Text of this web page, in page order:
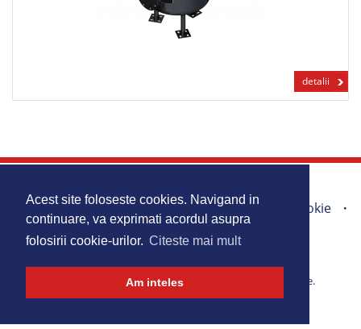
Acest site foloseste cookies. Navigand in
continuare, va exprimati acordul asupra
folosirii cookie-urilor. Citeste mai mult
Am inteles
detalii
Portofoliu lucrari
Harta Site
Politica Cookie
Contact
Copyright 2026 © Top Install. Toate drepturile rezervate.
Design byP!xel